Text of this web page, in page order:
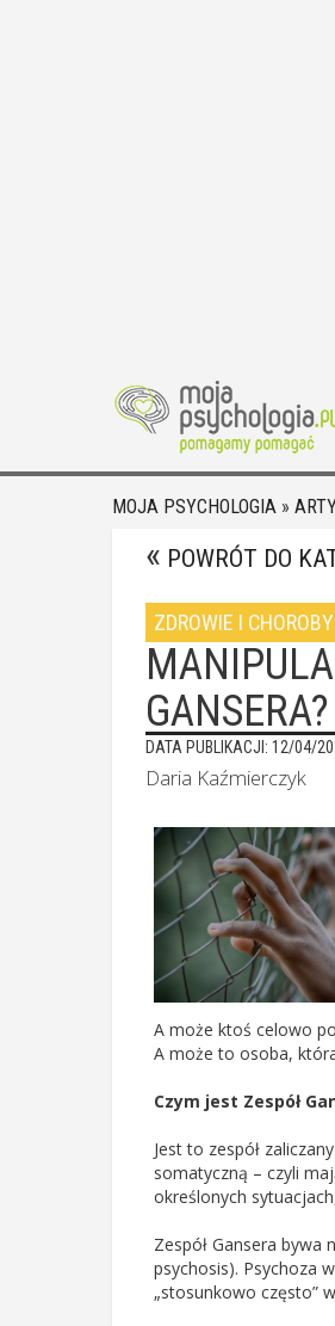
MOJA PSYCHOLOGIA »
POWRÓT DO
ZDROWIE I CHOROBY
GANSERA?
DATA PUBLIKACJI: 12/04/
Daria Kaźmierczyk
A może ktoś celowo
A może to osoba,
Czym jest Zespół
Jest to zespół
somatyczną – czyli
określonych
Zespół Gansera bywa
psychosis). Psychoza
„stosunkowo często”